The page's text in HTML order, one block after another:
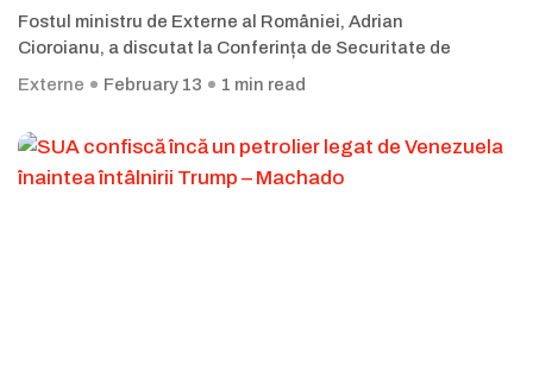
Fostul ministru de Externe al României, Adrian
Cioroianu, a discutat la Conferința de Securitate de
Externe
February 13 1 min read